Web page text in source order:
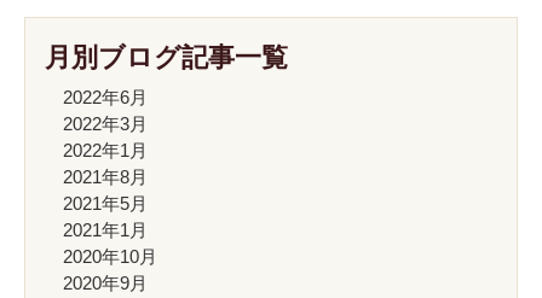
月別ブログ記事一覧
2022年6月
2022年3月
2022年1月
2021年8月
2021年5月
2021年1月
2020年10月
2020年9月